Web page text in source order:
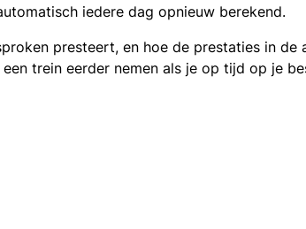
iedere dag opnieuw berekend.
presteert, en hoe de prestaties in
trein eerder nemen als je op tijd op je